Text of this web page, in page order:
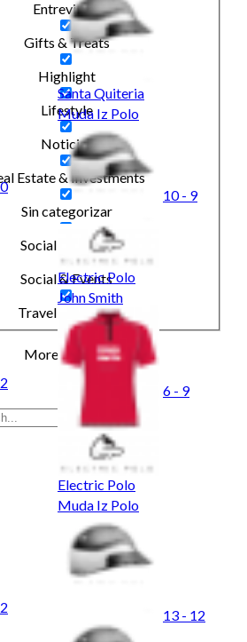
Entrevistas
Gifts & Treats
Highlight
Lifestyle
Noticias
Estate & Investments
Sin categorizar
Social & Events
Social & Events
Travel & Leisure
More results...
Santa Quiteria
Muda Iz Polo
Electric Polo
10 - 9
John Smith
Electric Polo
6 - 9
Muda Iz Polo
13 - 12